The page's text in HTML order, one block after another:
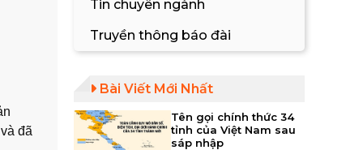
đã
Tin chuyên ngành
Truyền thông báo đài
Bài Viết Mới Nhất
Tên gọi chính thức 34
tỉnh của Việt Nam sau
sáp nhập